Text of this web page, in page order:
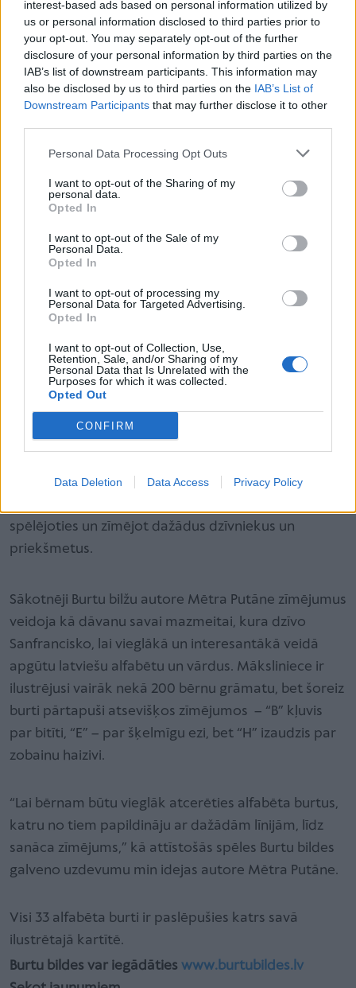
interest-based ads based on personal information utilized by
us or personal information disclosed to third parties prior to
your opt-out. You may separately opt-out of the further
disclosure of your personal information by third parties on the
IAB’s list of downstream participants. This information may
also be disclosed by us to third parties on the IAB’s List of
Downstream Participants that may further disclose it to other
Personal Data Processing Opt Outs
I want to opt-out of the Sharing of my
personal data.
Opted In
I want to opt-out of the Sale of my
Personal Data.
Opted In
I want to opt-out of processing my
Personal Data for Targeted Advertising.
Opted In
I want to opt-out of Collection, Use,
Retention, Sale, and/or Sharing of my
Personal Data that Is Unrelated with the
Purposes for which it was collected.
Opted Out
CONFIRM
Data Deletion Data Access Privacy Policy
“Burtiņus tu apzīmē un alfabētu iegaumē!” – ar šādu
zīmēšanas spēle Burtu bildes. Tā māca bērniem
spēlējoties un zīmējot dažādus dzīvniekus un
priekšmetus.
Sākotnēji Burtu bilžu autore Mētra Putāne zīmējumus
veidoja kā dāvanu savai mazmeitai, kura dzīvo
Sanfrancisko, lai vieglākā un interesantākā veidā
apgūtu latviešu alfabētu un vārdus. Māksliniece ir
ilustrējusi vairāk nekā 200 bērnu grāmatu, bet šoreiz
burti pārtapuši atsevišķos zīmējumos – “B” kļuvis
par bitīti, “E” – par šķelmīgu ezi, bet “H” izaudzis par
zobainu haizivi.
“Lai bērnam būtu vieglāk atcerēties alfabēta burtus,
katru no tiem papildināju ar dažādām līnijām, līdz
sanāca zīmējums,” kā attīstošās spēles Burtu bildes
galveno uzdevumu min idejas autore Mētra Putāne.
Visi 33 alfabēta burti ir paslēpušies katrs savā
ilustrētajā kartītē.
Burtu bildes var iegādāties www.burtubildes.lv